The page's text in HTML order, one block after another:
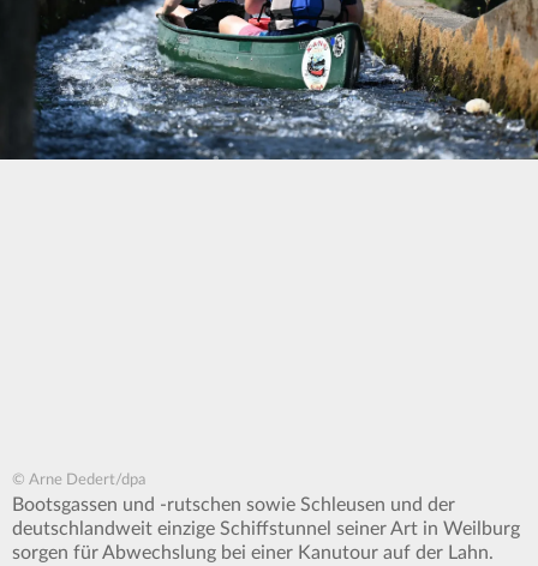
© Arne Dedert/dpa
Bootsgassen und -rutschen sowie Schleusen und der
deutschlandweit einzige Schiffstunnel seiner Art in Weilburg
sorgen für Abwechslung bei einer Kanutour auf der Lahn.